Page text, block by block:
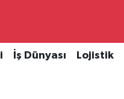
İş Dünyası Lojistik